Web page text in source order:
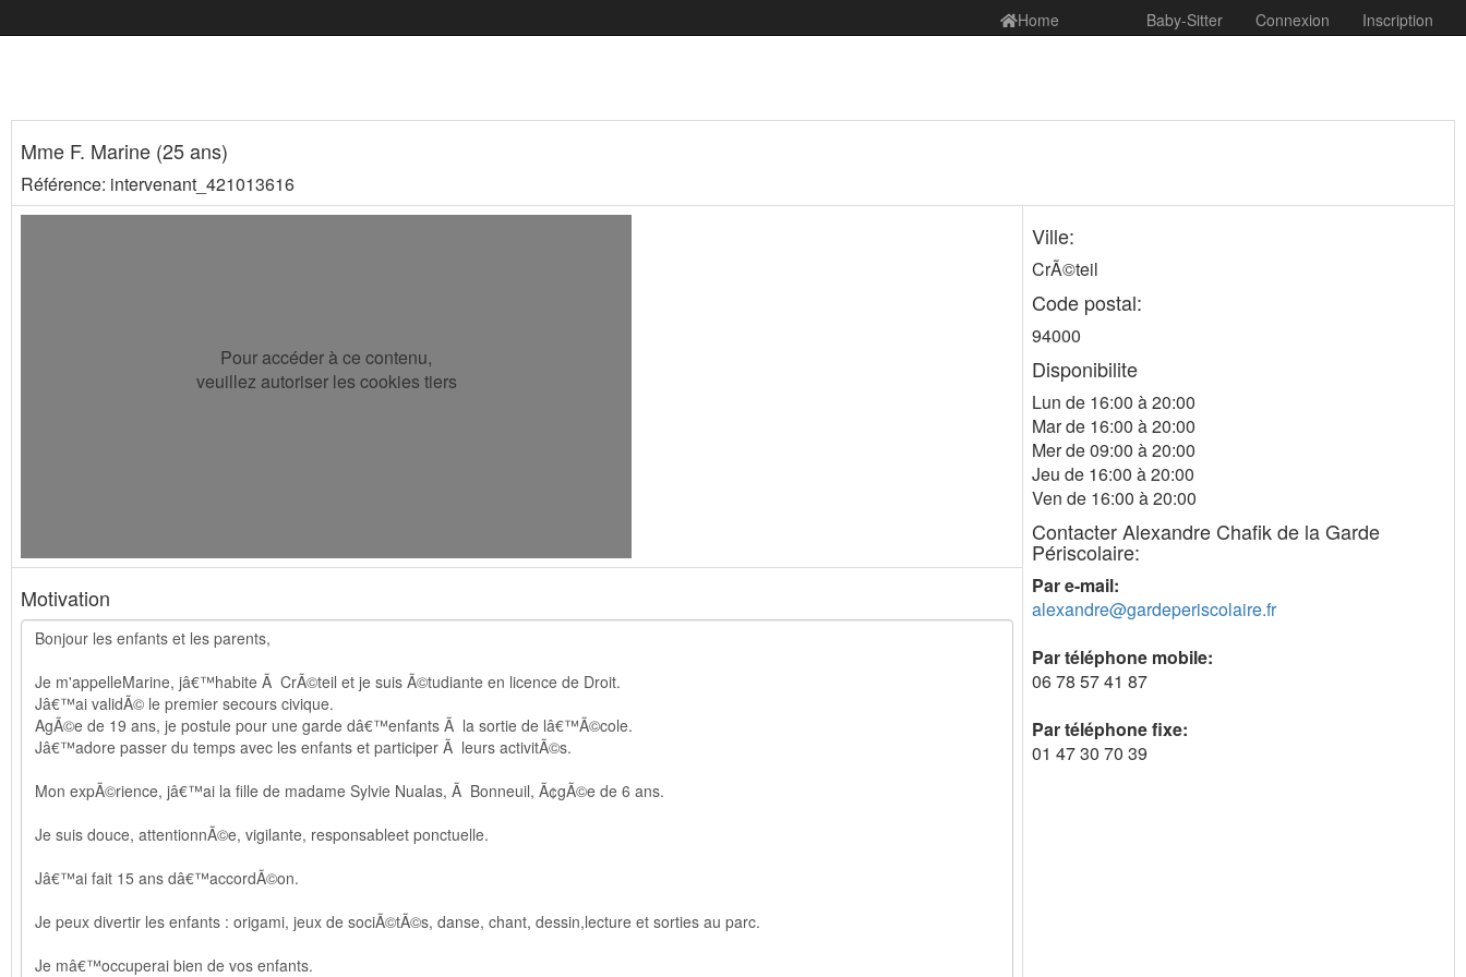
Home Baby-Sitter Connexion Inscription
Mme F. Marine (25 ans)
Référence: intervenant_421013616
Pour accéder à ce contenu,
veuillez autoriser les cookies tiers
Ville:
CrÃ©teil
Code postal:
94000
Disponibilite
Lun de 16:00 à 20:00
Mar de 16:00 à 20:00
Mer de 09:00 à 20:00
Jeu de 16:00 à 20:00
Ven de 16:00 à 20:00
Contacter Alexandre Chafik de la Garde
Périscolaire:
Par e-mail:
alexandre@gardeperiscolaire.fr
Par téléphone mobile:
06 78 57 41 87
Par téléphone fixe:
01 47 30 70 39
Motivation